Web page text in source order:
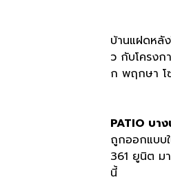
บ้านแฝดหลั
ว กับโครงก
ก พฤกษา โ
PATIO บ
ถูกออกแบบ
361 ยูนิต ม
นี้